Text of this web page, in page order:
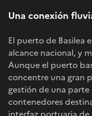
Una conexión
El puerto de Basilea
alcance nacional, y
Aunque el puerto
concentre una gran
gestión de una
contenedores